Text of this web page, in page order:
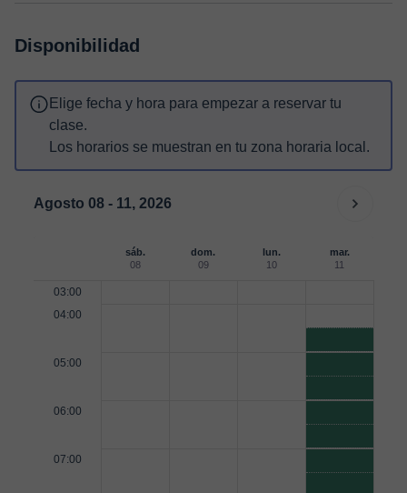
Disponibilidad
Elige fecha y hora para empezar a reservar tu
clase.
Los horarios se muestran en tu zona horaria local.
Agosto 08 - 11, 2026
sáb.
08
dom.
09
lun.
10
mar.
11
03:00
04:00
05:00
06:00
07:00